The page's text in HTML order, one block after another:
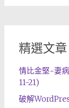
精選文章
情比金堅~妻
11-21)
破解